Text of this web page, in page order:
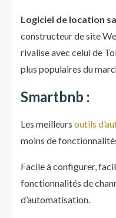
Logiciel de location
constructeur de site
rivalise avec celui de
plus populaires du
Smartbnb :
Les meilleurs outils
moins de
Facile à configurer,
fonctionnalités de
d’automatisation.